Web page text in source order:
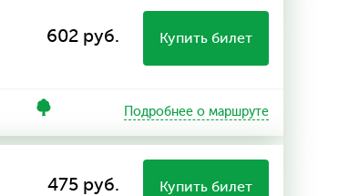
602 руб. Купить билет
Подробнее о маршруте
475 руб. Купить билет